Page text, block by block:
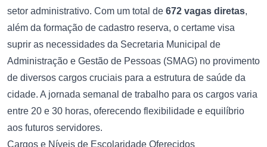
setor administrativo. Com um total de 672 vagas diretas,
além da formação de cadastro reserva, o certame visa
suprir as necessidades da Secretaria Municipal de
Administração e Gestão de Pessoas (SMAG) no provimento
de diversos cargos cruciais para a estrutura de saúde da
cidade. A jornada semanal de trabalho para os cargos varia
entre 20 e 30 horas, oferecendo flexibilidade e equilíbrio
aos futuros servidores.
Cargos e Níveis de Escolaridade Oferecidos